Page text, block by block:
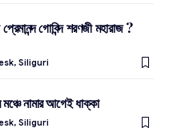
গোবিন্দ শরণজী মহারাজ ?
Siliguri
মঞ্চে নামার আগেই ধাক্কা
Siliguri